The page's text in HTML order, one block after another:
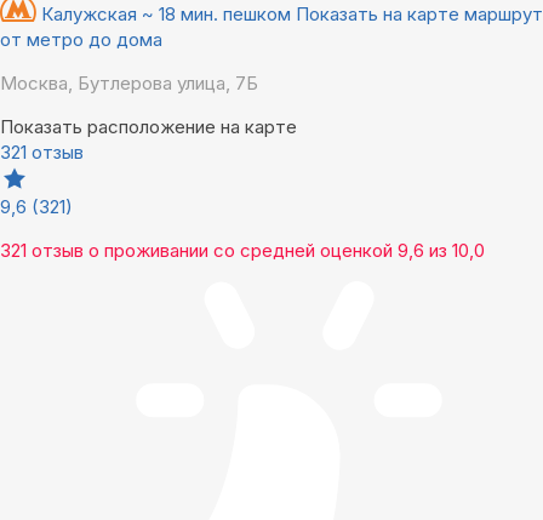
Калужская ~ 18 мин. пешком Показать на карте маршрут
от метро до дома
Москва, Бутлерова улица, 7Б
Показать расположение на карте
321 отзыв
9,6 (321)
321 отзыв о проживании со средней оценкой 9,6 из 10,0